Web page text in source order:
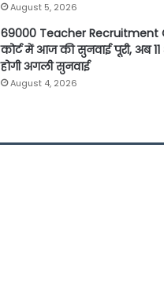
August 5, 2026
69000 Teacher Recruitment
कोर्ट में आज की सुनवाई पूरी, अब
होगी अगली सुनवाई
August 4, 2026